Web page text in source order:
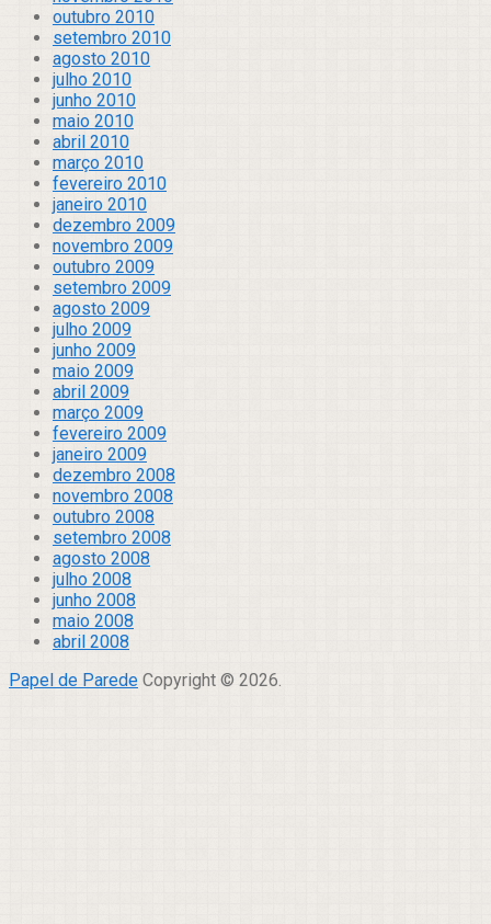
outubro 2010
setembro 2010
agosto 2010
julho 2010
junho 2010
maio 2010
abril 2010
março 2010
fevereiro 2010
janeiro 2010
dezembro 2009
novembro 2009
outubro 2009
setembro 2009
agosto 2009
julho 2009
junho 2009
maio 2009
abril 2009
março 2009
fevereiro 2009
janeiro 2009
dezembro 2008
novembro 2008
outubro 2008
setembro 2008
agosto 2008
julho 2008
junho 2008
maio 2008
abril 2008
Papel de Parede Copyright © 2026.